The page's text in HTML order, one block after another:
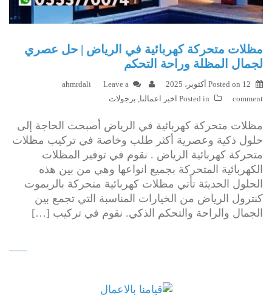
مظلات متحركة كهربائية في الرياض | حل عصري
لجمال المظلة وراحة التحكم
Posted on 12 أكتوبر، 2025 ahmrdali
Leave a
comment
Posted in اخبر اعمالنا, برجولات
مظلات متحركة كهربائية في الرياض أصبحت الحاجة إلى
حلول ذكية وعصرية أكثر طلب وخاصة في تركيب مظلات
متحركة كهربائية الرياض . نقوم في توفير المظلات
الكهربائية المتحركة بجميع انواعها وهي من بين هذه
الحلول الحديثة تأتي مظلات كهربائية متحركة بالريموت
كنترول الرياض من الخيارات المناسبة التي تجمع بين
الجمال والراحة والتحكم الذكي. نقوم في تركيب […]